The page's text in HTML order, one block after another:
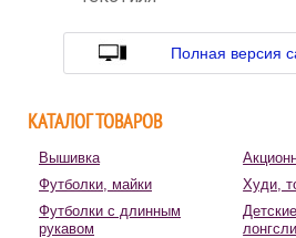
Полная версия
КАТАЛОГ ТОВАРОВ
Вышивка
Футболки, майки
Худи,
Футболки с длинным
рукавом